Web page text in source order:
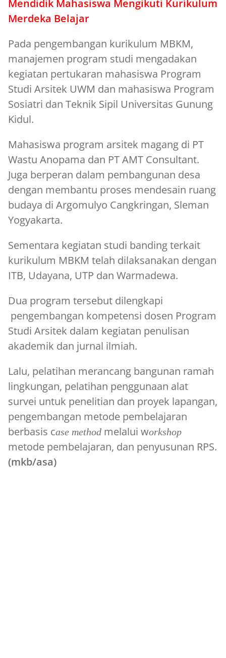
Mendidik Mahasiswa Mengikuti Kurikulum
Merdeka Belajar
Pada pengembangan kurikulum MBKM,
manajemen program studi mengadakan
kegiatan pertukaran mahasiswa Program
Studi Arsitek UWM dan mahasiswa Program
Sosiatri dan Teknik Sipil Universitas Gunung
Kidul.
Mahasiswa program arsitek magang di PT
Wastu Anopama dan PT AMT Consultant.
Juga berperan dalam pembangunan desa
dengan membantu proses mendesain ruang
budaya di Argomulyo Cangkringan, Sleman
Yogyakarta.
Sementara kegiatan studi banding terkait
kurikulum MBKM telah dilaksanakan dengan
ITB, Udayana, UTP dan Warmadewa.
Dua program tersebut dilengkapi
pengembangan kompetensi dosen Program
Studi Arsitek dalam kegiatan penulisan
akademik dan jurnal ilmiah.
Lalu, pelatihan merancang bangunan ramah
lingkungan, pelatihan penggunaan alat
survei untuk penelitian dan proyek lapangan,
pengembangan metode pembelajaran
berbasis case method melalui workshop
metode pembelajaran, dan penyusunan RPS.
(mkb/asa)